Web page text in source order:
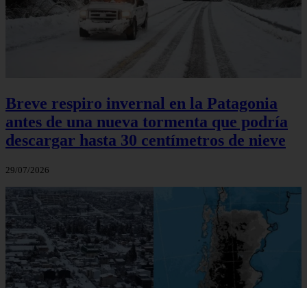
Breve respiro invernal en la Patagonia
antes de una nueva tormenta que podría
descargar hasta 30 centímetros de nieve
29/07/2026